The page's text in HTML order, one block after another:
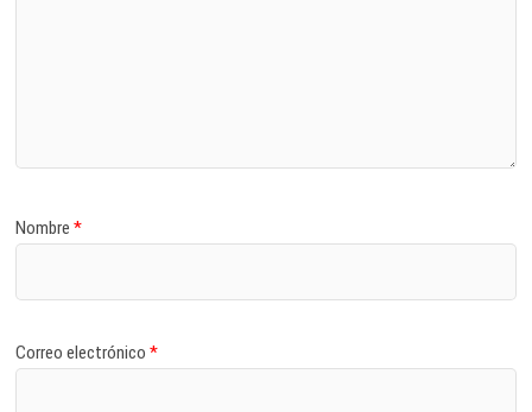
Nombre*
Correo electrónico*